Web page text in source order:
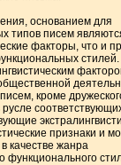
основанием для
типов писем
факторы, что и
кроме
признаки и
качестве жанра
функционального